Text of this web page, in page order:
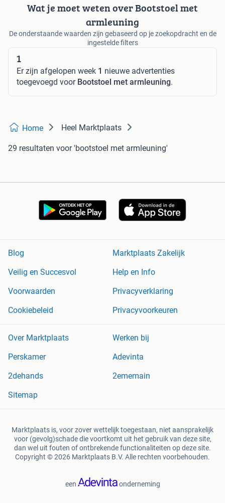
Wat je moet weten over Bootstoel met
armleuning
De onderstaande waarden zijn gebaseerd op je zoekopdracht en de
ingestelde filters
1
Er zijn afgelopen week 1 nieuwe advertenties
toegevoegd voor Bootstoel met armleuning.
Home Heel Marktplaats
29 resultaten voor 'bootstoel met armleuning'
Blog
Marktplaats Zakelijk
Veilig en Succesvol
Help en Info
Voorwaarden
Privacyverklaring
Cookiebeleid
Privacyvoorkeuren
Over Marktplaats
Werken bij
Perskamer
Adevinta
2dehands
2ememain
Sitemap
Marktplaats is, voor zover wettelijk toegestaan, niet aansprakelijk
voor (gevolg)schade die voortkomt uit het gebruik van deze site,
dan wel uit fouten of ontbrekende functionaliteiten op deze site.
Copyright © 2026 Marktplaats B.V. Alle rechten voorbehouden.
een onderneming